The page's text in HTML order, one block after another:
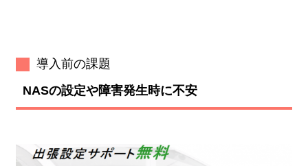
導入前の課題
NASの設定や障害発生時に不安